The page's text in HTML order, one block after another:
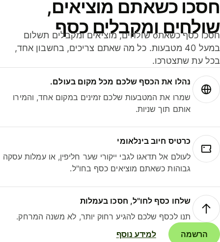
כשאתם מוציאים,
ומקבלים כסף
חסכו כסף כשאתo שולחים, מוציאים ומקבלים תשלום
במעל 40 מטבעות. כל מה שאתם צריכים, בחשבון אחד,
עת שתצטרכו.
נהלו את הכסף שלכם מכל מקום בעולם.
שמרו את המטבעות שלכם זמינים במקום אחד, והמירו
אותם תוך שניות.
כרטיס חיוב בינלאומי
לעולם אל תדאגו לגבי ייקורי שער חליפין, או עמלות עסקה
גבוהות כשאתם מוציאים כסף בחו"ל.
שלחו כסף לחו"ל, חסכו בעמלות
תנו לכסף שלכם להגיע רחוק יותר, לא משנה המרחק.
הרשמה
למידע נוסף